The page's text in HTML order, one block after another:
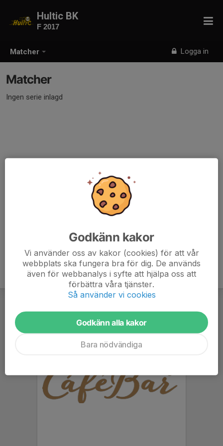
Matcher Logga in
Hultic BK
F 2017
Matcher
Ingen serie inlagd
Godkänn kakor
Vi använder oss av kakor (cookies) för att vår
webbplats ska fungera bra för dig. De används
även för webbanalys i syfte att hjälpa oss att
förbättra våra tjänster.
Så använder vi cookies
Godkänn alla kakor
Bara nödvändiga